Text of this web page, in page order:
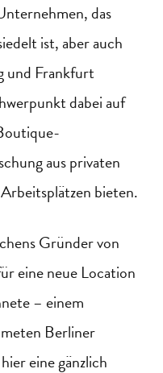
das
ist, aber auch
und Frankfurt
dabei auf
aus privaten
bieten.
Gründer von
eine neue Location
– einem
Berliner
eine gänzlich